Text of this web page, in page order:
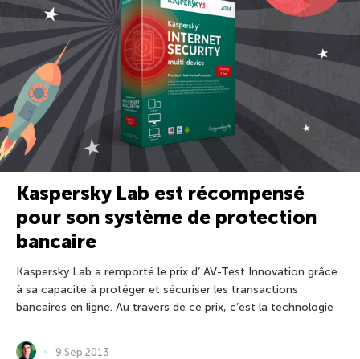
Kaspersky Lab est récompensé
pour son système de protection
bancaire
Kaspersky Lab a remporté le prix d’ AV-Test Innovation grâce
à sa capacité à protéger et sécuriser les transactions
bancaires en ligne. Au travers de ce prix, c’est la technologie
9 Sep 2013